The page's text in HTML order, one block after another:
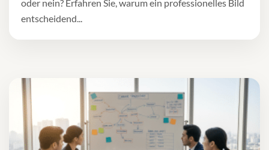
oder nein? Erfahren Sie, warum ein professionelles Bild
entscheidend...